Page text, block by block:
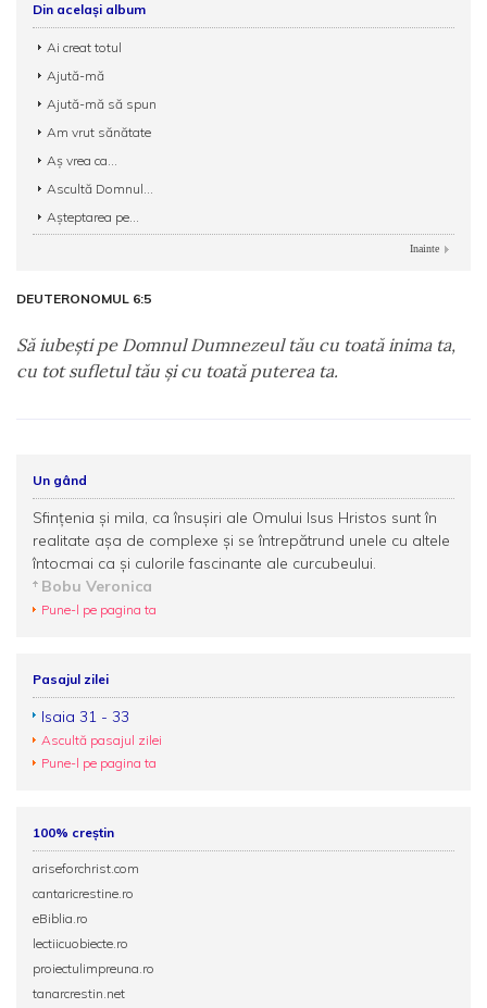
Din același album
Ai creat totul
Ajută-mă
Ajută-mă să spun
Am vrut sănătate
Aș vrea ca...
Ascultă Domnul...
Așteptarea pe...
Inainte
DEUTERONOMUL 6:5
Să iubeşti pe Domnul Dumnezeul tău cu toată inima ta,
cu tot sufletul tău şi cu toată puterea ta.
Un gând
Sfințenia și mila, ca însușiri ale Omului Isus Hristos sunt în
realitate așa de complexe și se întrepătrund unele cu altele
întocmai ca și culorile fascinante ale curcubeului.
Bobu Veronica
Pune-l pe pagina ta
Pasajul zilei
Isaia 31 - 33
Ascultă pasajul zilei
Pune-l pe pagina ta
100% creștin
ariseforchrist.com
cantaricrestine.ro
eBiblia.ro
lectiicuobiecte.ro
proiectulimpreuna.ro
tanarcrestin.net